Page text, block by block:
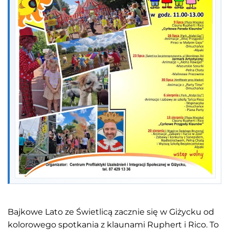
Bajkowe Lato ze Świetlicą zacznie się w Giżycku od
kolorowego spotkania z klaunami Ruphert i Rico. To